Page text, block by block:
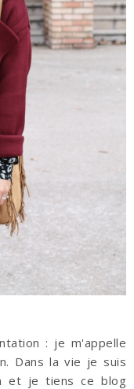
: je m'appelle
Dans la vie je suis
et je tiens ce blog